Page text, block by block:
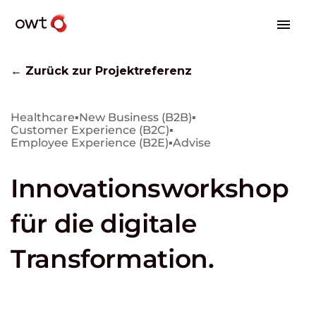
← Zurück zur Projektreferenz
Healthcare▪New Business (B2B)▪
Customer Experience (B2C)▪
Employee Experience (B2E)▪Advise
Innovationsworkshop
für die digitale
Transformation.